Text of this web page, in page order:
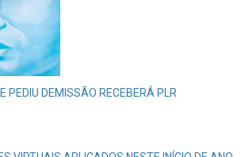
PEDIU DEMISSÃO RECEBERÁ PLR